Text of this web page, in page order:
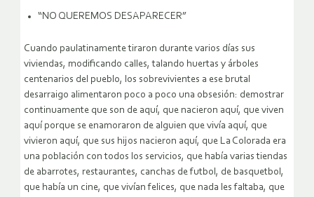
“NO QUEREMOS DESAPARECER”
Cuando paulatinamente tiraron durante varios días sus
viviendas, modificando calles, talando huertas y árboles
centenarios del pueblo, los sobrevivientes a ese brutal
desarraigo alimentaron poco a poco una obsesión: demostrar
continuamente que son de aquí, que nacieron aquí, que viven
aquí porque se enamoraron de alguien que vivía aquí, que
vivieron aquí, que sus hijos nacieron aquí, que La Colorada era
una población con todos los servicios, que había varias tiendas
de abarrotes, restaurantes, canchas de futbol, de basquetbol,
que había un cine, que vivían felices, que nada les faltaba, que